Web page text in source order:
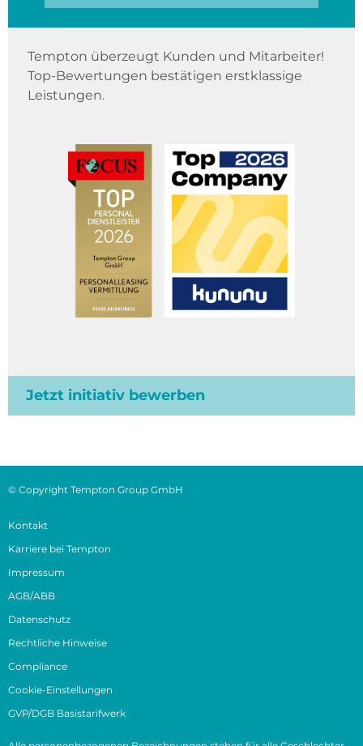
Tempton überzeugt Kunden und Mitarbeiter!
Top-Bewertungen bestätigen erstklassige
Leistungen.
Jetzt initiativ bewerben
© Copyright Tempton Group GmbH
Kontakt
Karriere bei Tempton
Impressum
AGB/ABB
Datenschutz
Rechtliche Hinweise
Compliance
Cookie-Einstellungen
GVP/DGB Basistarifwerk